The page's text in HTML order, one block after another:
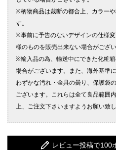
レビュー投稿で100